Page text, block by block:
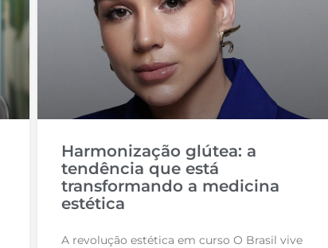
Harmonização glútea: a
tendência que está
transformando a medicina
estética
A revolução estética em curso O Brasil vive